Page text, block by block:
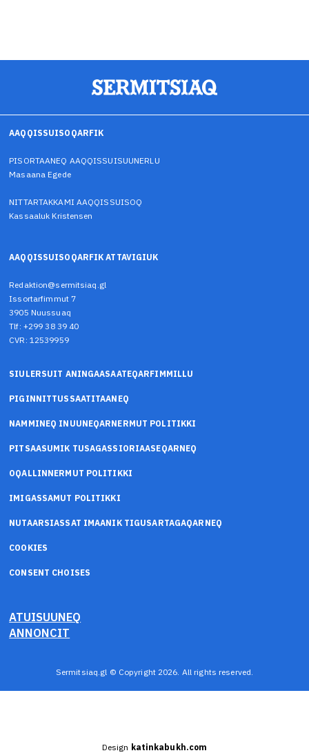
AAQQISSUISOQARFIK
PISORTAANEQ AAQQISSUISUUNERLU
Masaana Egede
NITTARTAKKAMI AAQQISSUISOQ
Kassaaluk Kristensen
AAQQISSUISOQARFIK ATTAVIGIUK
Redaktion@sermitsiaq.gl
Issortarfimmut 7
3905 Nuussuaq
Tlf: +299 38 39 40
CVR: 12539959
SIULERSUIT ANINGAASAATEQARFIMMILLU
PIGINNITTUSSAATITAANEQ
NAMMINEQ INUUNEQARNERMUT POLITIKKI
PITSAASUMIK TUSAGASSIORIAASEQARNEQ
OQALLINNERMUT POLITIKKI
IMIGASSAMUT POLITIKKI
NUTAARSIASSAT IMAANIK TIGUSARTAGAQARNEQ
COOKIES
CONSENT CHOISES
ATUISUUNEQ
ANNONCIT
Sermitsiaq.gl © Copyright 2026. All rights reserved.
Design katinkabukh.com